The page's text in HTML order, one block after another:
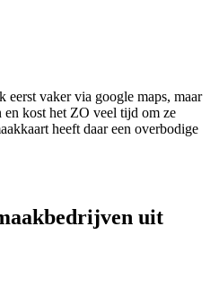
eerst vaker via google maps, maar
en kost het ZO veel tijd om ze
heeft daar een overbodige
uit